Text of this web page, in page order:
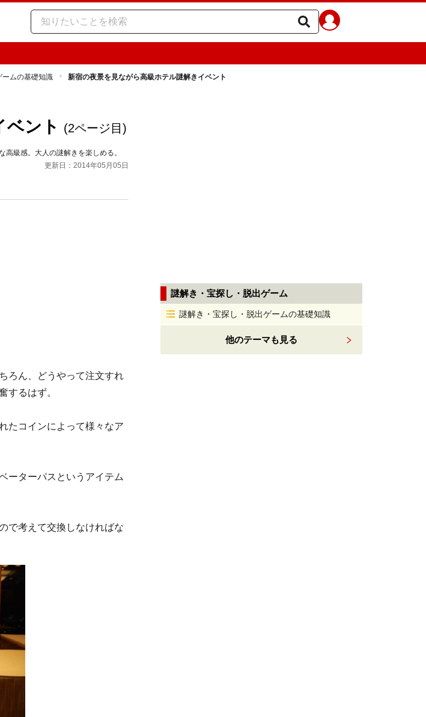
ームの基礎知識 新宿の夜景を見ながら高級ホテル謎解きイベント
ベント (2ページ目)
級感。大人の謎解きを楽しめる。
更新日：2014年05月05日
ろん、どうやって注文すれ
するはず。
たコインによって様々なア
ーターパスというアイテム
で考えて交換しなければな
謎解き・宝探し・脱出ゲーム
謎解き・宝探し・脱出ゲームの基礎知識
他のテーマも見る